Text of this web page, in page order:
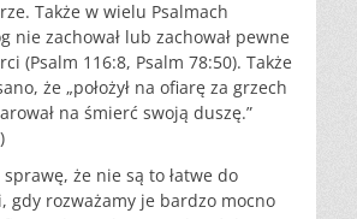
Także w wielu Psalmach
nie zachował lub zachował pewne
(Psalm 116:8, Psalm 78:50). Także
że „położył na ofiarę za grzech
na śmierć swoją duszę.”
że nie są to łatwe do
gdy rozważamy je bardzo mocno